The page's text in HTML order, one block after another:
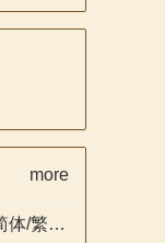
more
从士 (Retinues) 简体/繁體中文化